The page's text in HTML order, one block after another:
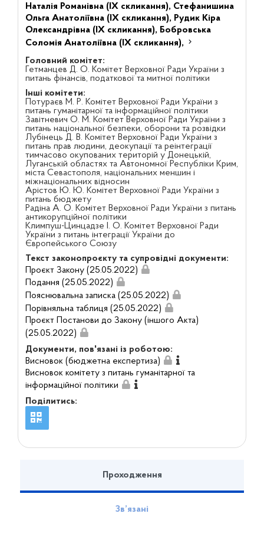
Наталія Романівна (IX скликання), Стефанишина
Ольга Анатоліївна (IX скликання), Рудик Кіра
Олександрівна (IX скликання), Бобровська
Соломія Анатоліївна (IX скликання),
Головний комітет:
Гетманцев Д. О. Комітет Верховної Ради України з
питань фінансів, податкової та митної політики
Інші комітети:
Потураєв М. Р. Комітет Верховної Ради України з
питань гуманітарної та інформаційної політики
Завітневич О. М. Комітет Верховної Ради України з
питань національної безпеки, оборони та розвідки
Лубінець Д. В. Комітет Верховної Ради України з
питань прав людини, деокупації та реінтеграції
тимчасово окупованих територій у Донецькій,
Луганській областях та Автономної Республіки Крим,
міста Севастополя, національних меншин і
міжнаціональних відносин
Арістов Ю. Ю. Комітет Верховної Ради України з
питань бюджету
Радіна А. О. Комітет Верховної Ради України з питань
антикорупційної політики
Климпуш-Цинцадзе І. О. Комітет Верховної Ради
України з питань інтеграції України до
Європейського Союзу
Текст законопроєкту та супровідні документи:
Проєкт Закону (25.05.2022)
Подання (25.05.2022)
Пояснювальна записка (25.05.2022)
Порівняльна таблиця (25.05.2022)
Проєкт Постанови до Закону (іншого Акта)
(25.05.2022)
Документи, пов'язані із роботою:
Висновок (бюджетна експертиза)
Висновок комітету з питань гуманітарної та
інформаційної політики
Поділитись:
Проходження
Зв’язані